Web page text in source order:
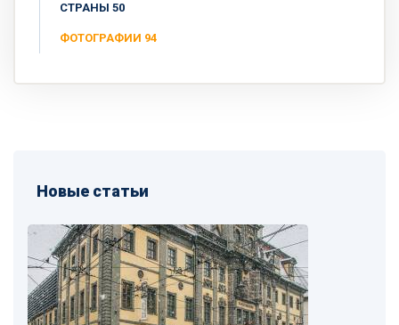
СТРАНЫ 50
ФОТОГРАФИИ 94
Новые статьи